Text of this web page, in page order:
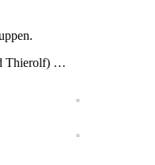
Thierolf) …